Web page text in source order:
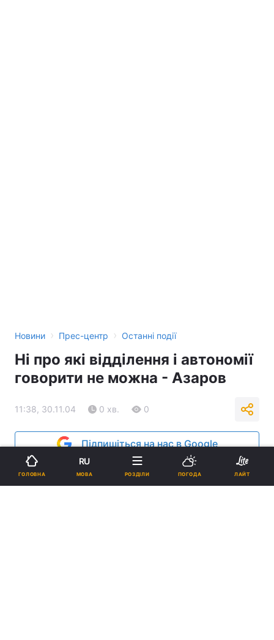
Новини › Прес-центр › Останні події
Ні про які відділення і автономії
говорити не можна - Азаров
11:38, 30.11.04 0 хв. 0
Підпишіться на нас в Google
Реклама
ГОЛОВНА
RU
МОВА РОЗДІЛИ ПОГОДА ЛАЙТ